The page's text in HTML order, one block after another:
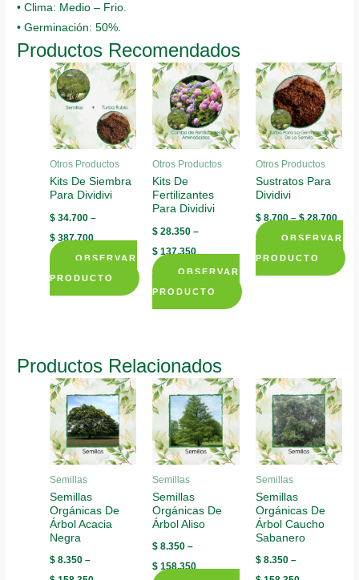
• Clima: Medio – Frio.
• Germinación: 50%.
Productos Recomendados
Otros Productos
Kits De Siembra
Para Dividivi
$ 34.700 –
$ 387.700
OBSERVAR
PRODUCTO
This
multiple
variants.
The
options
may
be
chosen
on
the
product
page
Otros Productos
Kits De
Fertilizantes
Para Dividivi
$ 28.350 –
$ 137.350
OBSERVAR
PRODUCTO
This
multiple
variants.
The
options
may
chosen
on
the
product
page
Otros Productos
Sustratos Para
Dividivi
$8.700–$28.700
OBSERVAR
PRODUCTO
This
The
options
may
be
chosen
on
the
product
page
Productos Relacionados
Semillas
Semillas
Orgánicas De
Árbol Acacia
Negra
$ 8.350 –
Semillas
Semillas
Orgánicas De
Árbol Aliso
$ 8.350 –
$ 158.350
Semillas
Semillas
Orgánicas De
Árbol Caucho
Sabanero
$8.350–